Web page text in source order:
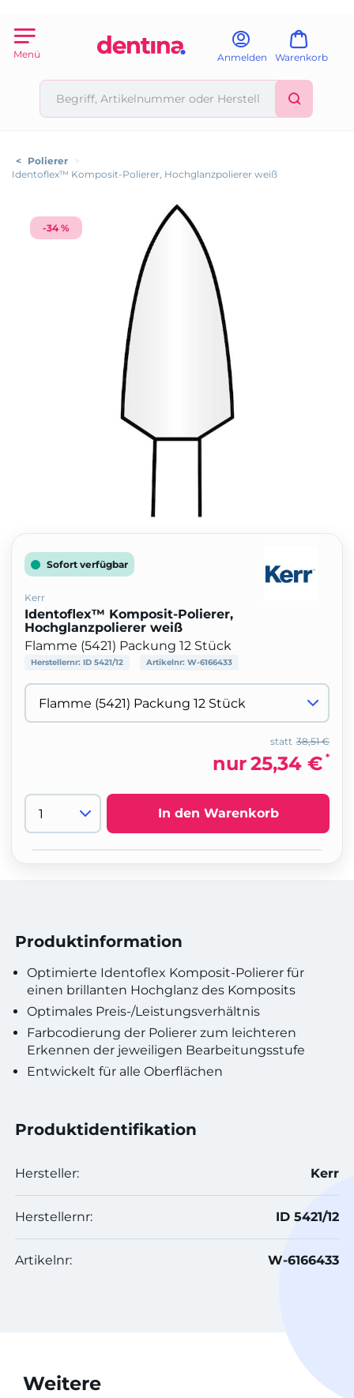
Menü Anmelden Warenkorb
< Polierer >
Identoflex™ Komposit-Polierer, Hochglanzpolierer weiß
-34 %
Sofort verfügbar
Kerr
Identoflex™ Komposit-Polierer,
Hochglanzpolierer weiß
Flamme (5421) Packung 12 Stück
Herstellernr: ID 5421/12 Artikelnr: W-6166433
38,51 €
statt
nur25,34 € *
In den Warenkorb
Produktinformation
Optimierte Identoflex Komposit-Polierer für
einen brillanten Hochglanz des Komposits
Optimales Preis-/Leistungsverhältnis
Farbcodierung der Polierer zum leichteren
Erkennen der jeweiligen Bearbeitungsstufe
Entwickelt für alle Oberflächen
Produktidentifikation
Hersteller: Kerr
Herstellernr: ID 5421/12
Artikelnr: W-6166433
Weitere